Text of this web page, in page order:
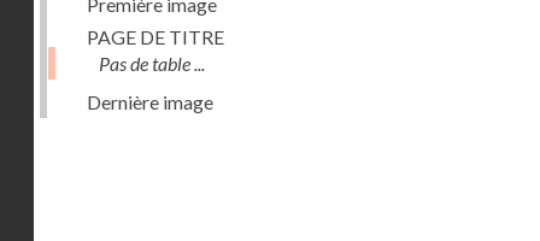
PAGE DE TITRE
Pas de table ...
Dernière image